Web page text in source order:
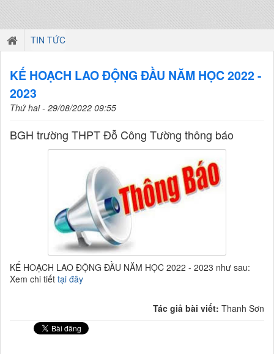
TIN TỨC
KẾ HOẠCH LAO ĐỘNG ĐẦU NĂM HỌC 2022 -
2023
Thứ hai - 29/08/2022 09:55
BGH trường THPT Đỗ Công Tường thông báo
KẾ HOẠCH LAO ĐỘNG ĐẦU NĂM HỌC 2022 - 2023 như sau:
Xem chi tiết tại đây
Tác giả bài viết: Thanh Sơn